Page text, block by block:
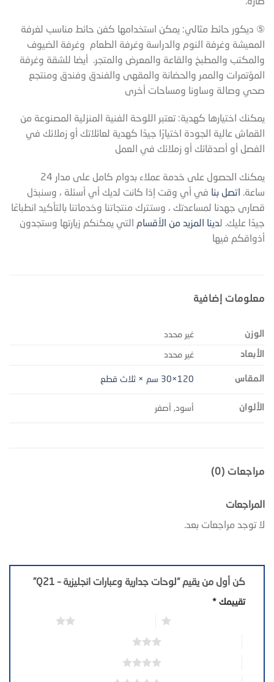
⑤ ديكور حائط مثالي: يمكن استخدامها كفن حائط مناسب لغرفة
المعيشة وغرفة النوم والدراسة وغرفة الطعام وغرفة الضيوف
والمكتب والمطبخ والقاعة والمعرض والمتجر. أيضا للشقة وغرفة
المؤتمرات والممر والحضانة والمقهى والفندق وفندق ومنتجع
صحي وصالة وساونا ومساحات أخرى
يمكنك اختيارها كهدية: تعتبر اللوحة الفنية المنزلية المصنوعة من
القماش عالية الجودة اختيارًا جيدًا كهدية لعائلاتك أو زملائك في
الفصل أو أصدقائك أو زملائك في العمل
يمكنك الحصول على خدمة عملاء بدوام كامل على مدار 24
ساعة. اتصل بنا في أي وقت إذا كانت لديك أي أسئلة ، وسنبذل
قصارى جهدنا لمساعدتك ، وستترك منتجاتنا وخدماتنا بالتأكيد انطباعًا
جيدًا عليك. لدينا المزيد من الأقسام التي يمكنكم زيارتها وستجدون
أذواقكم فيها
معلومات إضافية
الوزن غير محدد
الأبعاد غير محدد
المقاس 120×30 سم × ثلاث قطع
الألوان أسود, أصفر
مراجعات (0)
المراجعات
لا توجد مراجعات بعد.
كن أول من يقيم “لوحات جدارية وعبارات انجليزية – Q21”
تقييمك *